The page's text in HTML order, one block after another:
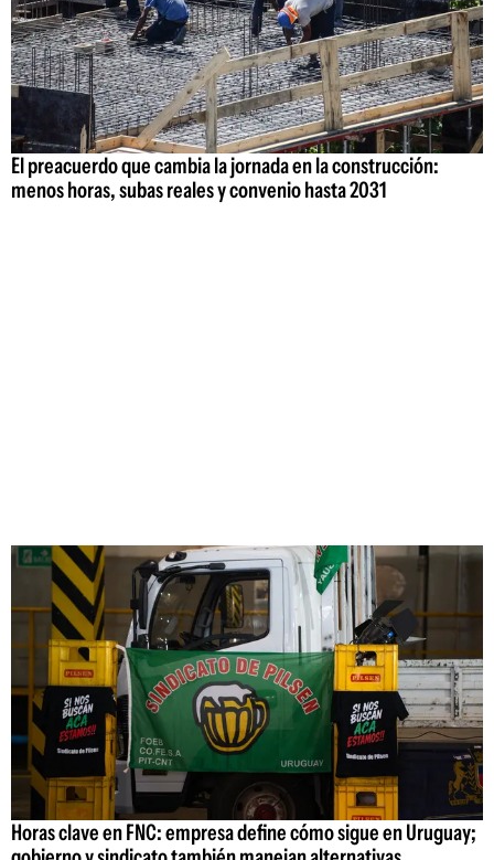
El preacuerdo que cambia la jornada en la construcción:
menos horas, subas reales y convenio hasta 2031
Horas clave en FNC: empresa define cómo sigue en Uruguay;